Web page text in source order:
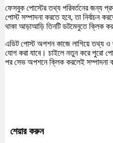
ফেসবুক পোস্টের তথ্য পরিবর্তনের জন্য
পোস্ট সম্পাদনা করতে হবে, তা নির্বাচন
থাকা আড়াআড়ি তিনটি ডটমেনুতে ক্লিক
এডিট পোস্ট অপশন কাজে লাগিয়ে তথ্য ও
যোগ করা যাবে। চাইলে নতুন করে পুরো
পর সেভ অপশনে ক্লিক করলেই সম্পাদনা
শেয়ার করুন